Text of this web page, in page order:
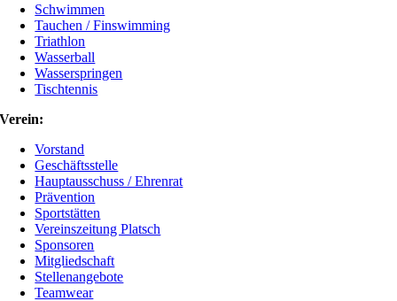
Schwimmen
Tauchen / Finswimming
Triathlon
Wasserball
Wasserspringen
Tischtennis
Verein:
Vorstand
Geschäftsstelle
Hauptausschuss / Ehrenrat
Prävention
Sportstätten
Vereinszeitung Platsch
Sponsoren
Mitgliedschaft
Stellenangebote
Teamwear